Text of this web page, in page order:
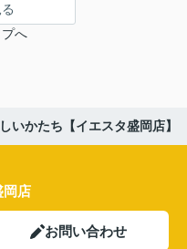
へ
いかたち【イエスタ盛岡店】
岡店
お問い合わせ